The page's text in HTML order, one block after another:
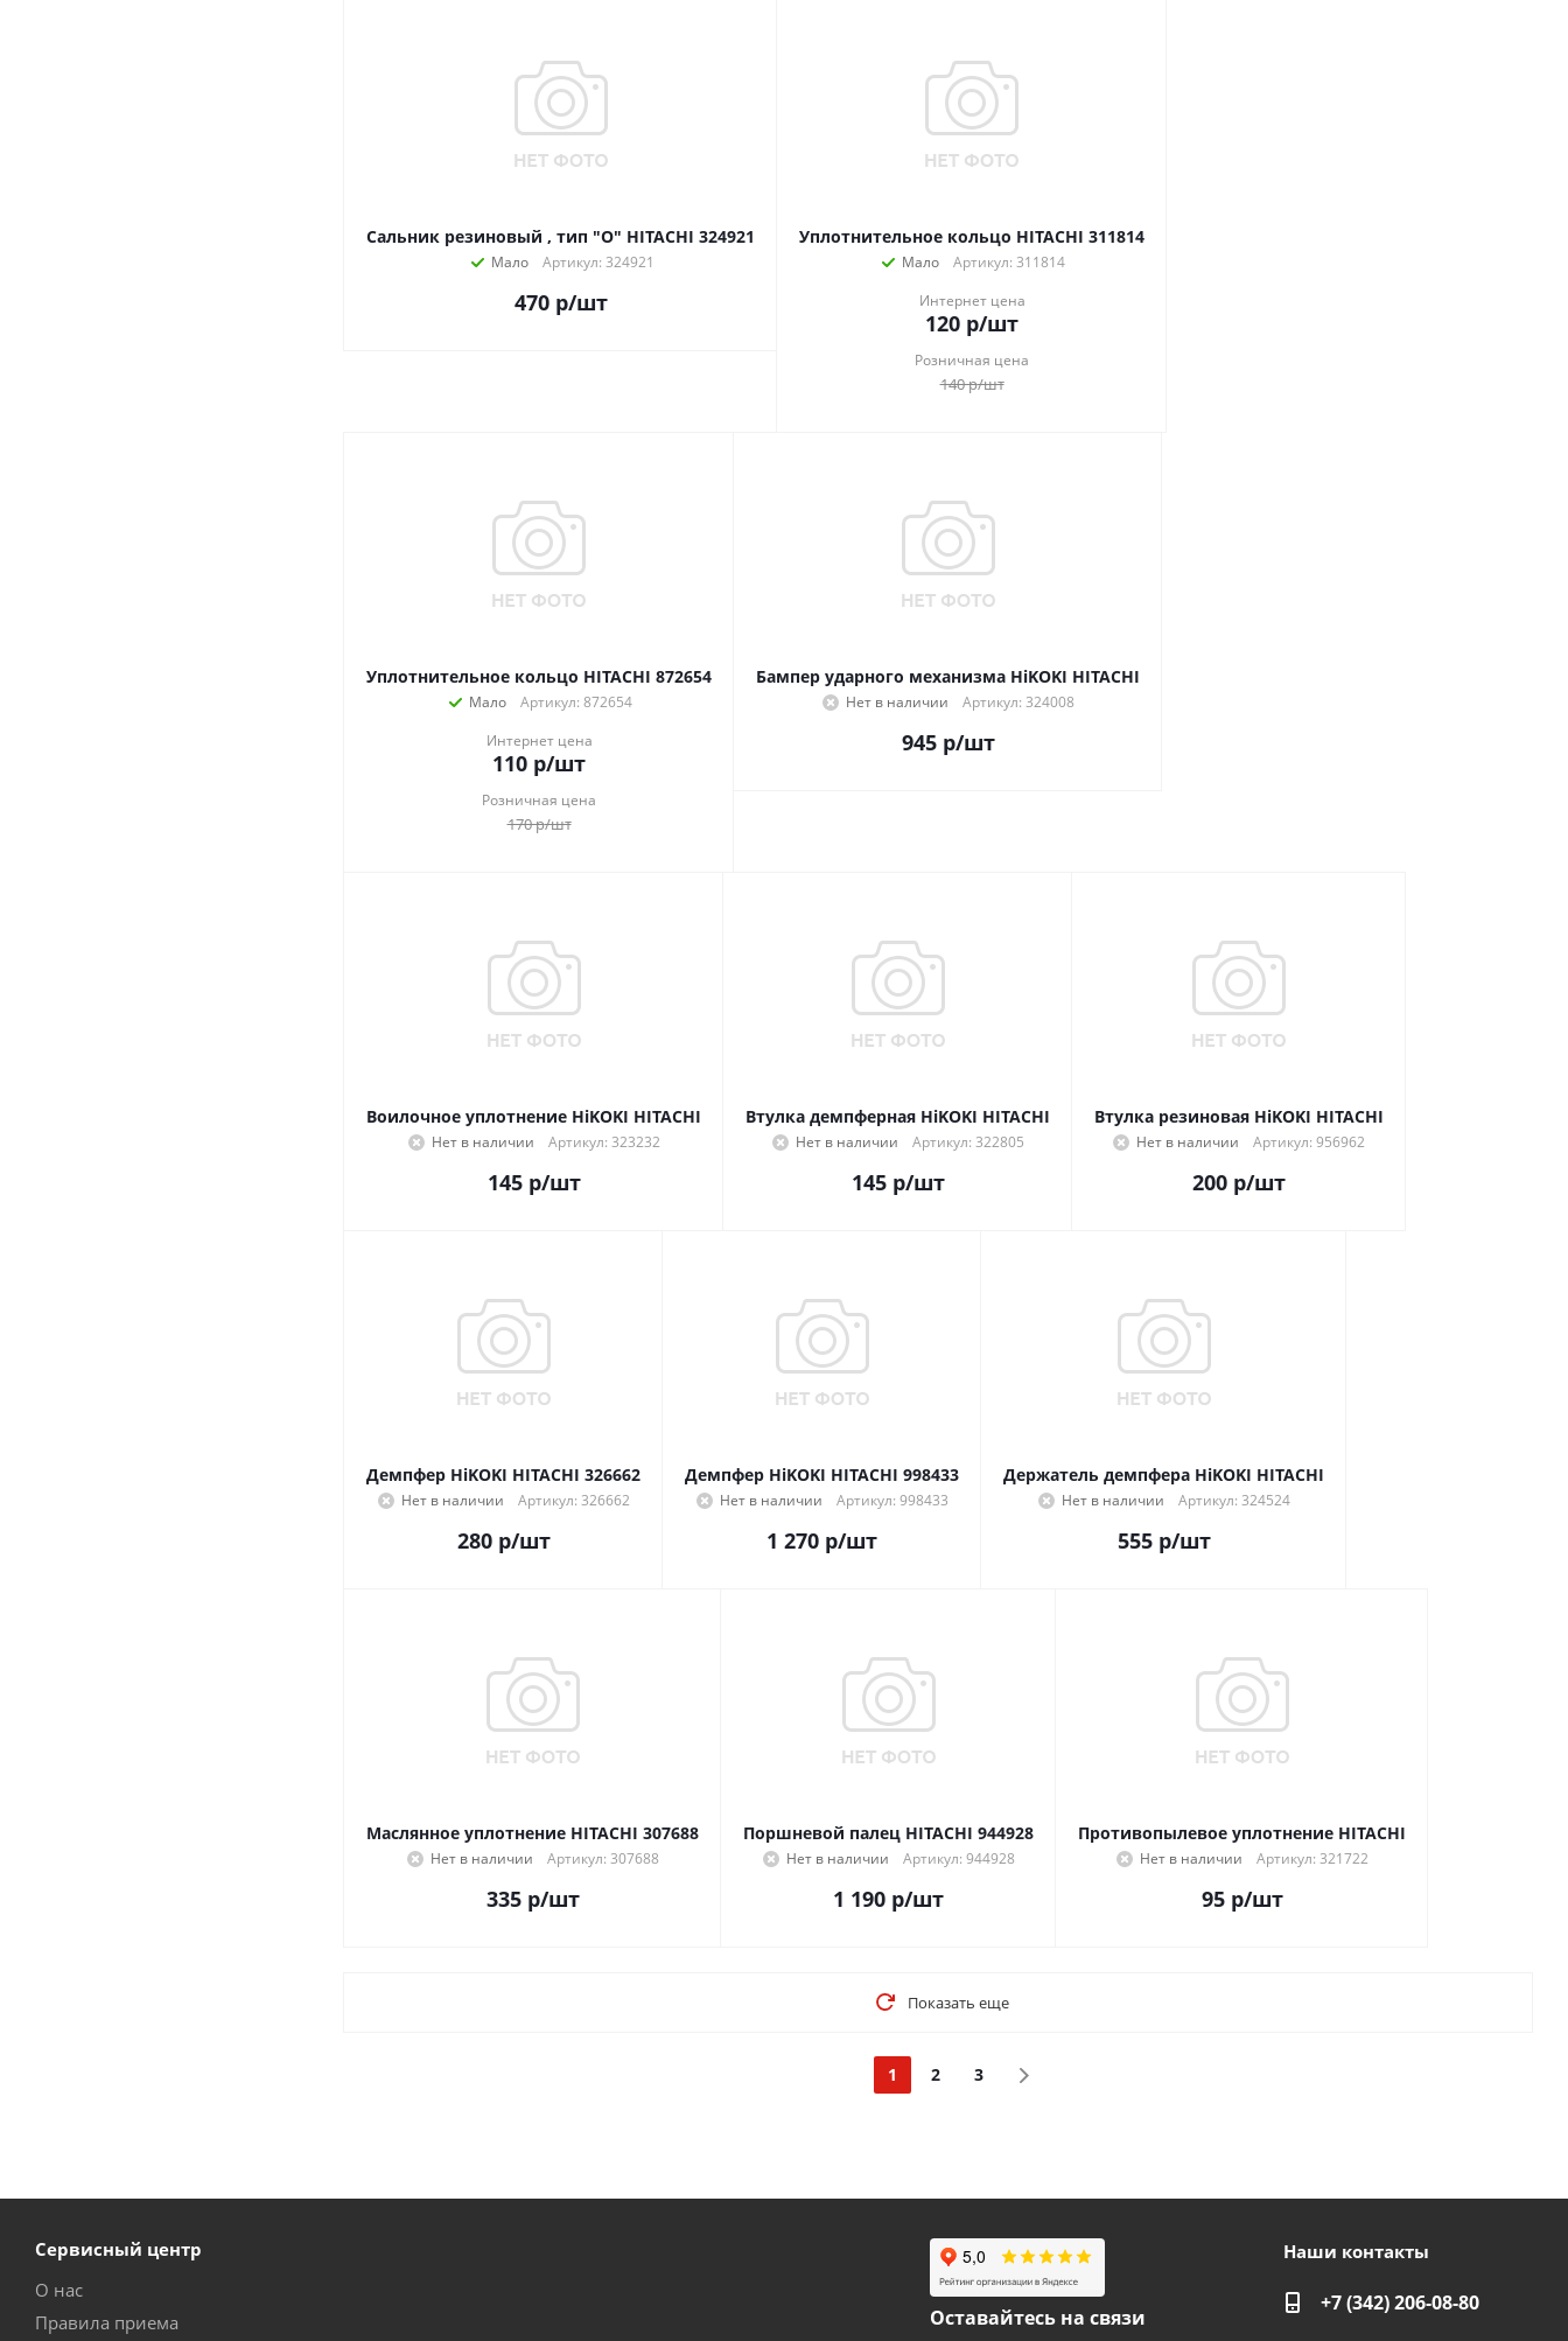
Сальник резиновый , тип "О" HITACHI 324921
Мало Артикул: 324921
470р/шт
Уплотнительное кольцо HITACHI 311814
Мало
Артикул: 311814
Интернет цена
120 р/шт
Розничная цена
140р/шт
Уплотнительное кольцо HITACHI 872654
Мало
Артикул: 872654
Интернет цена
110 р/шт
Розничная цена
170р/шт
Бампер ударного механизма HiKOKI HITACHI
Нет в наличии Артикул: 324008
945р/шт
Воилочное уплотнение HiKOKI HITACHI
Нет в наличии Артикул: 323232
145р/шт
Втулка демпферная HiKOKI HITACHI
Нет в наличии Артикул: 322805
145р/шт
Втулка резиновая HiKOKI HITACHI
Нет в наличии Артикул: 956962
200 р/шт
Демпфер HiKOKI HITACHI 326662
Нет в наличии Артикул: 326662
280р/шт
Демпфер HiKOKI HITACHI 998433
Нет в наличии Артикул: 998433
1 270 р/шт
Держатель демпфера HiKOKI HITACHI
Нет в наличии Артикул: 324524
555р/шт
Маслянное уплотнение HITACHI 307688
Нет в наличии Артикул: 307688
335р/шт
Поршневой палец HITACHI 944928
Нет в наличии Артикул: 944928
1 190 р/шт
Противопылевое уплотнение HITACHI
Нет в наличии Артикул: 321722
95р/шт
Показать еще
1 2 3
Сервисный центр
О нас
Правила приема
Оставайтесь на связи
Наши контакты
+7 (342) 206-08-80